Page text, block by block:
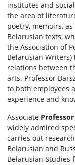
institutes and
the area of
poetry, memoirs,
Belarusian texts,
the Association of
Belarusian Writers)
relations between
arts. Professor
to both employees
experience and
Associate
widely admired
carries out
Belarusian and
Belarusian Studies